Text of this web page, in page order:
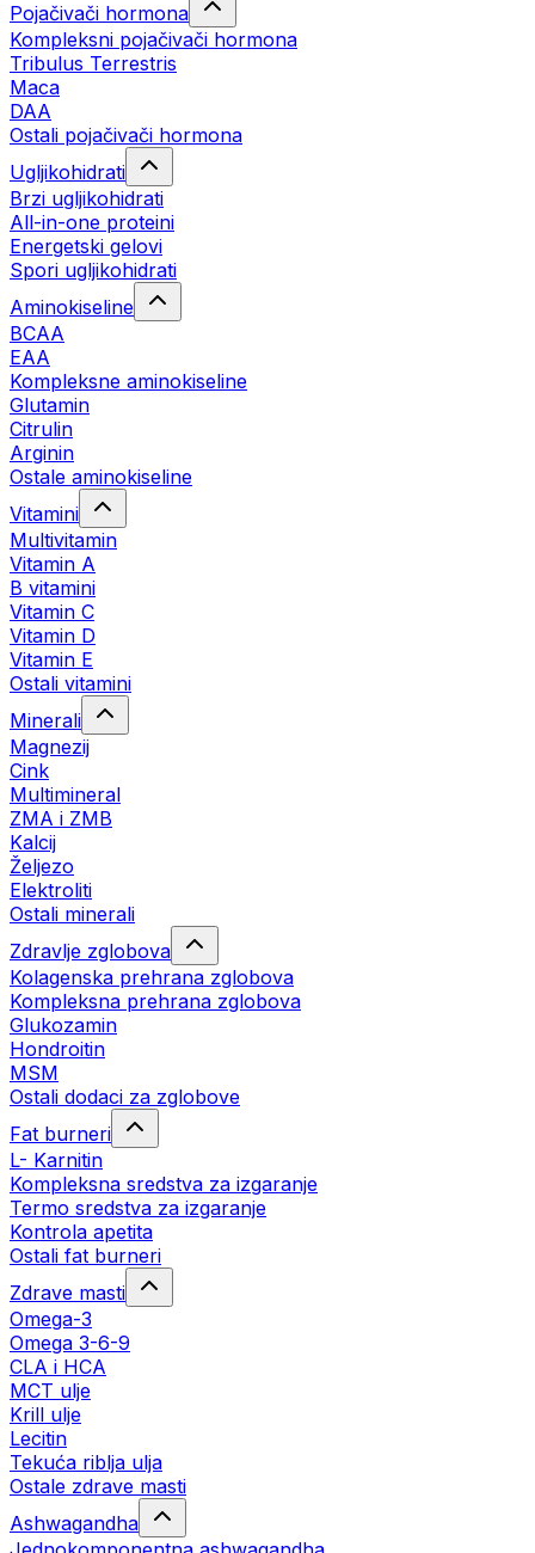
Pojačivači hormona
Kompleksni pojačivači hormona
Tribulus Terrestris
Maca
DAA
Ostali pojačivači hormona
Ugljikohidrati
Brzi ugljikohidrati
All-in-one proteini
Energetski gelovi
Spori ugljikohidrati
Aminokiseline
BCAA
EAA
Kompleksne aminokiseline
Glutamin
Citrulin
Arginin
Ostale aminokiseline
Vitamini
Multivitamin
Vitamin A
B vitamini
Vitamin C
Vitamin D
Vitamin E
Ostali vitamini
Minerali
Magnezij
Cink
Multimineral
ZMA i ZMB
Kalcij
Željezo
Elektroliti
Ostali minerali
Zdravlje zglobova
Kolagenska prehrana zglobova
Kompleksna prehrana zglobova
Glukozamin
Hondroitin
MSM
Ostali dodaci za zglobove
Fat burneri
L- Karnitin
Kompleksna sredstva za izgaranje
Termo sredstva za izgaranje
Kontrola apetita
Ostali fat burneri
Zdrave masti
Omega-3
Omega 3-6-9
CLA i HCA
MCT ulje
Krill ulje
Lecitin
Tekuća riblja ulja
Ostale zdrave masti
Ashwagandha